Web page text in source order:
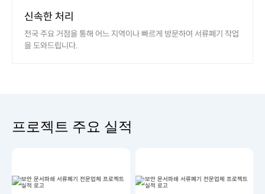
신속한 처리
전국 주요 거점을 통해 어느 지역이나 빠르게 방문하여 서류폐기 작업
을 도와드립니다.
프로젝트 주요 실적